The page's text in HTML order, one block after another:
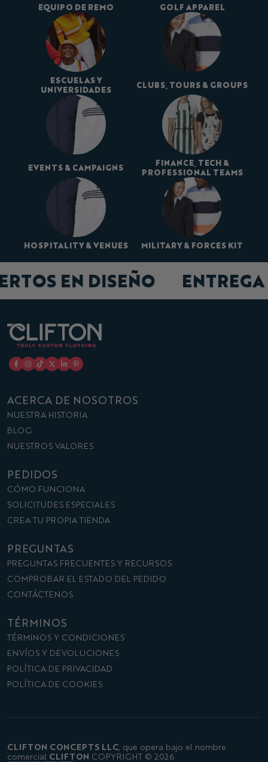
EQUIPO DE REMO GOLF APPAREL
ESCUELAS Y
UNIVERSIDADES
CLUBS, TOURS & GROUPS
EVENTS & CAMPAIGNS
FINANCE, TECH &
PROFESSIONAL TEAMS
HOSPITALITY & VENUES MILITARY & FORCES KIT
EN DISEÑO
ACERCA DE NOSOTROS
NUESTRA HISTORIA
BLOG
NUESTROS VALORES
PEDIDOS
CÓMO FUNCIONA
SOLICITUDES ESPECIALES
CREA TU PROPIA TIENDA
PREGUNTAS
PREGUNTAS FRECUENTES Y RECURSOS
COMPROBAR EL ESTADO DEL PEDIDO
CONTÁCTENOS
TÉRMINOS
TÉRMINOS Y CONDICIONES
ENVÍOS Y DEVOLUCIONES
POLÍTICA DE PRIVACIDAD
POLÍTICA DE COOKIES
CLIFTON CONCEPTS LLC, que opera bajo el nombre
comercial CLIFTON COPYRIGHT © 2026